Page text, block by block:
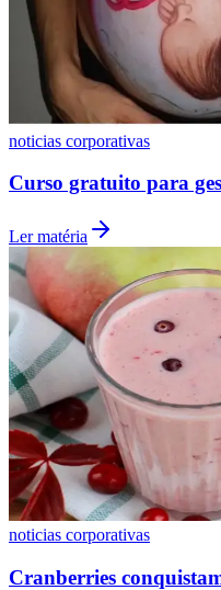
Flamengo
noticias corporativas
Curso gratuito para
Ler matéria
noticias corporativas
Cranberries